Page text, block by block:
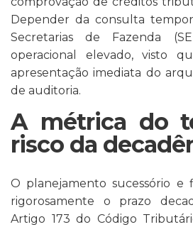
Depender da consulta
Secretarias de Fazenda
operacional elevado, visto
apresentação imediata do
de auditoria.
A métrica do
risco da
O planejamento sucessório e
rigorosamente o prazo
Artigo 173 do Código